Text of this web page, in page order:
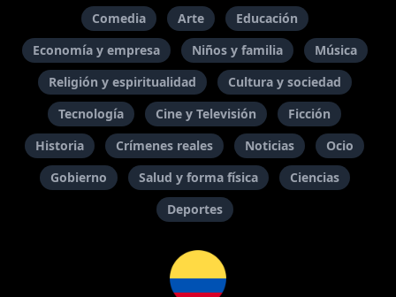
Comedia Arte
Educación
Economía y empresa
Niños y familia
Música
Religión y espiritualidad
Cultura y sociedad
Tecnología
Cine y Televisión
Ficción
Historia
Crímenes reales Noticias
Ocio
Gobierno
Salud y forma física
Ciencias
Deportes